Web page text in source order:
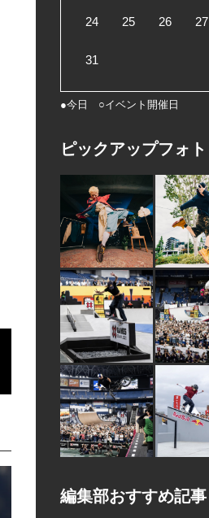
24 25 26 27
31
●今日 ○イベント開催日
ピックアップフォト
編集部おすすめ記事